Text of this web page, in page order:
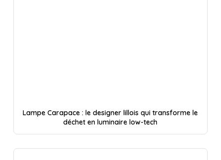
Lampe Carapace : le designer lillois qui transforme le
déchet en luminaire low-tech